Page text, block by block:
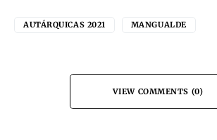
AUTÁRQUICAS 2021 MANGUALDE
VIEW COMMENTS (0)